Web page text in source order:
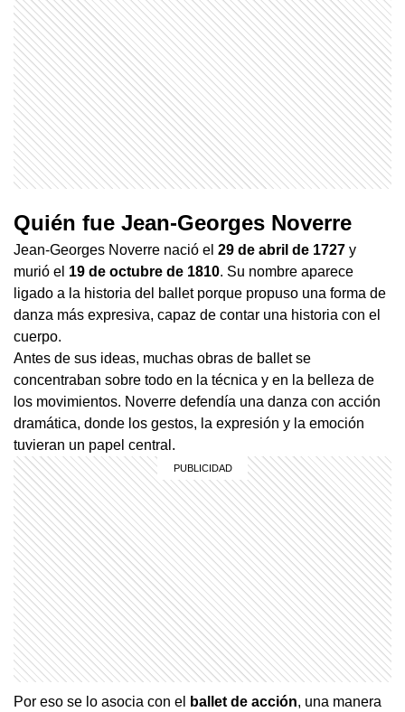
Quién fue Jean-Georges Noverre
Jean-Georges Noverre nació el 29 de abril de 1727 y
murió el 19 de octubre de 1810. Su nombre aparece
ligado a la historia del ballet porque propuso una forma de
danza más expresiva, capaz de contar una historia con el
cuerpo.
Antes de sus ideas, muchas obras de ballet se
concentraban sobre todo en la técnica y en la belleza de
los movimientos. Noverre defendía una danza con acción
dramática, donde los gestos, la expresión y la emoción
tuvieran un papel central.
Por eso se lo asocia con el ballet de acción, una manera